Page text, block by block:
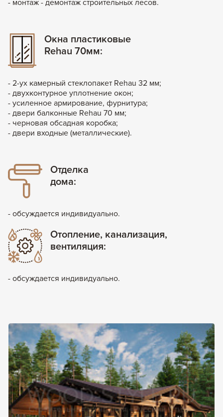
- монтаж - демонтаж строительных лесов.
Окна пластиковые
Rehau 70мм:
- 2-ух камерный стеклопакет Rehau 32 мм;
- двухконтурное уплотнение окон;
- усиленное армирование, фурнитура;
- двери балконные Rehau 70 мм;
- черновая обсадная коробка;
- двери входные (металлические).
Отделка
дома:
- обсуждается индивидуально.
Отопление, канализация,
вентиляция:
- обсуждается индивидуально.